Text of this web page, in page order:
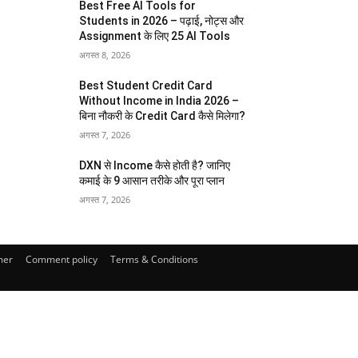
Best Free AI Tools for
Students in 2026 – पढ़ाई, नोट्स और
Assignment के लिए 25 AI Tools
अगस्त 8, 2026
Best Student Credit Card
Without Income in India 2026 –
बिना नौकरी के Credit Card कैसे मिलेगा?
अगस्त 7, 2026
DXN से Income कैसे होती है? जानिए
कमाई के 9 आसान तरीके और पूरा प्लान
अगस्त 7, 2026
Comment policy
Terms & Conditions